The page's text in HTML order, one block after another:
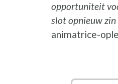
opportuniteit
slot opnieuw zin
animatrice-